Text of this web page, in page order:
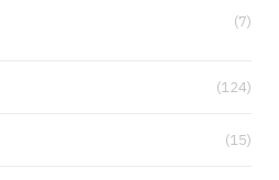
(7)
(124)
(15)